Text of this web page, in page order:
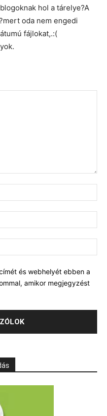
hol a tárelye?A
oda nem engedi
fájlokat,.:(
és webhelyét ebben a
amikor megjegyzést